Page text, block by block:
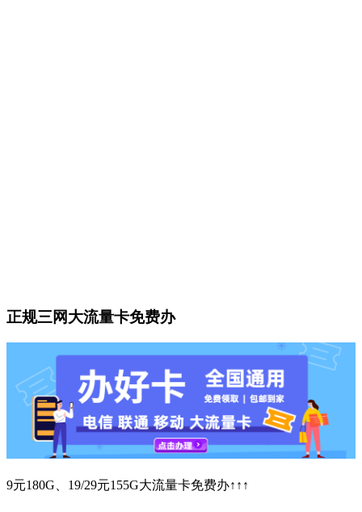
正规三网大流量卡免费办
9元180G、19/29元155G大流量卡免费办↑↑↑